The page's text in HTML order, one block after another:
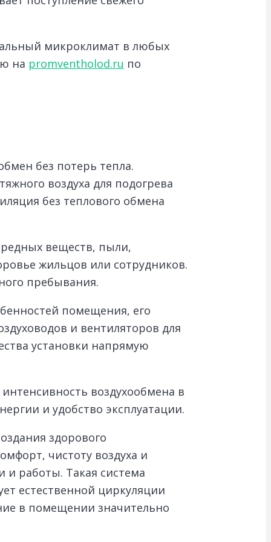
микроклимат в любых
на promventholod.ru по
без потерь тепла.
воздуха для подогрева
без теплового обмена
веществ, пыли,
жильцов или сотрудников.
пребывания.
помещения, его
и вентиляторов для
установки напрямую
воздухообмена в
и удобство эксплуатации.
здорового
чистоту воздуха и
и работы. Такая система
естественной циркуляции
в помещении значительно